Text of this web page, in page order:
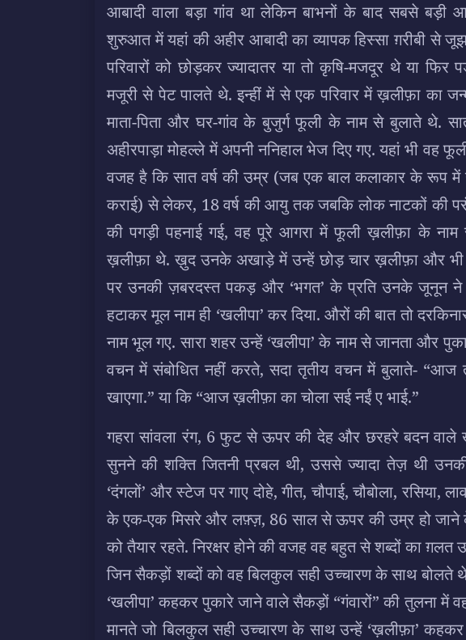
आबादी वाला बड़ा गांव था लेकिन बाभनों के बाद सबसे बड़ी
शुरुआत में यहां की अहीर आबादी का व्यापक हिस्सा ग़रीबी से
परिवारों को छोड़कर ज्यादातर या तो कृषि-मजदूर थे या
मजूरी से पेट पालते थे. इन्हीं में से एक परिवार में ख़लीफ़ा का
माता-पिता और घर-गांव के बुजुर्ग फूली के नाम से बुलाते थे.
अहीरपाड़ा मोहल्ले में अपनी ननिहाल भेज दिए गए. यहां भी वह
वजह है कि सात वर्ष की उम्र (जब एक बाल कलाकार के रूप में
कराई) से लेकर, 18 वर्ष की आयु तक जबकि लोक नाटकों की
की पगड़ी पहनाई गई, वह पूरे आगरा में फूली ख़लीफ़ा के
ख़लीफ़ा थे. ख़ुद उनके अखाड़े में उन्हें छोड़ चार ख़लीफ़ा और भी
पर उनकी ज़बरदस्त पकड़ और ‘भगत’ के प्रति उनके जूनून
हटाकर मूल नाम ही ‘खलीपा’ कर दिया. औरों की बात तो
नाम भूल गए. सारा शहर उन्हें ‘खलीपा’ के नाम से जानता और
वचन में संबोधित नहीं करते, सदा तृतीय वचन में बुलाते- “आज
खाएगा.” या कि “आज ख़लीफ़ा का चोला सई नईं ए भाई.”
गहरा सांवला रंग, 6 फुट से ऊपर की देह और छरहरे बदन वाले
सुनने की शक्ति जितनी प्रबल थी, उससे ज्यादा तेज़ थी
‘दंगलों’ और स्टेज पर गाए दोहे, गीत, चौपाई, चौबोला, रसिया,
के एक-एक मिसरे और लफ़्ज़, 86 साल से ऊपर की उम्र हो जाने
को तैयार रहते. निरक्षर होने की वजह वह बहुत से शब्दों का ग़लत
जिन सैकड़ों शब्दों को वह बिलकुल सही उच्चारण के साथ बोलते
‘खलीपा’ कहकर पुकारे जाने वाले सैकड़ों “गंवारों” की तुलना में
मानते जो बिलकुल सही उच्चारण के साथ उन्हें ‘ख़लीफ़ा’ कहकर